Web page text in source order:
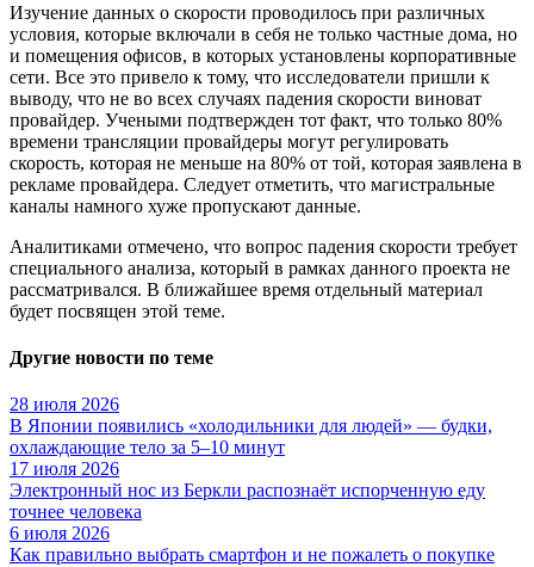
Изучение данных о скорости проводилось при различных
условия, которые включали в себя не только частные дома, но
и помещения офисов, в которых установлены корпоративные
сети. Все это привело к тому, что исследователи пришли к
выводу, что не во всех случаях падения скорости виноват
провайдер. Учеными подтвержден тот факт, что только 80%
времени трансляции провайдеры могут регулировать
скорость, которая не меньше на 80% от той, которая заявлена в
рекламе провайдера. Следует отметить, что магистральные
каналы намного хуже пропускают данные.
Аналитиками отмечено, что вопрос падения скорости требует
специального анализа, который в рамках данного проекта не
рассматривался. В ближайшее время отдельный материал
будет посвящен этой теме.
Другие новости по теме
28 июля 2026
В Японии появились «холодильники для людей» — будки,
охлаждающие тело за 5–10 минут
17 июля 2026
Электронный нос из Беркли распознаёт испорченную еду
точнее человека
6 июля 2026
Как правильно выбрать смартфон и не пожалеть о покупке